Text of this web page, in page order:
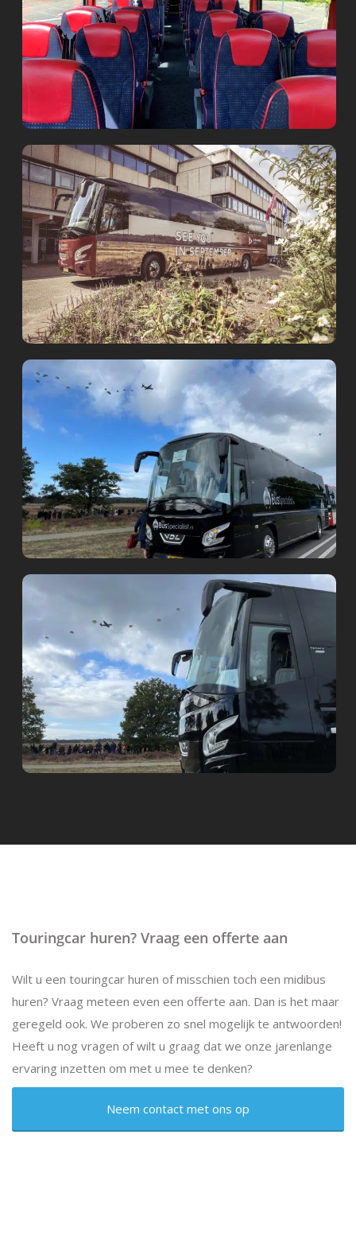
Touringcar huren? Vraag een offerte aan
Wilt u een touringcar huren of misschien toch een midibus
huren? Vraag meteen even een offerte aan. Dan is het maar
geregeld ook. We proberen zo snel mogelijk te antwoorden!
Heeft u nog vragen of wilt u graag dat we onze jarenlange
ervaring inzetten om met u mee te denken?
Neem contact met ons op